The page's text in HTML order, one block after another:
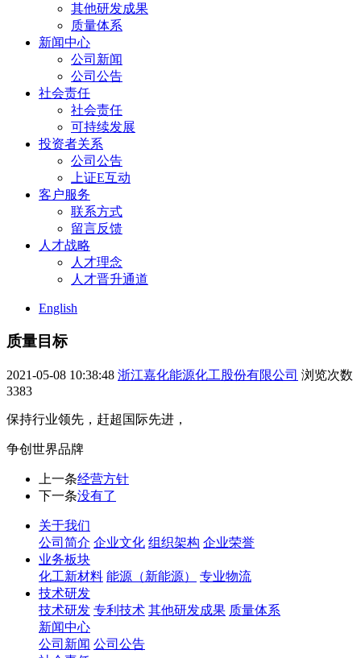
其他研发成果
质量体系
新闻中心
公司新闻
公司公告
社会责任
社会责任
可持续发展
投资者关系
公司公告
上证E互动
客户服务
联系方式
留言反馈
人才战略
人才理念
人才晋升通道
English
质量目标
2021-05-08 10:38:48 浙江嘉化能源化工股份有限公司 浏览次数
3383
保持行业领先，赶超国际先进，
争创世界品牌
上一条经营方针
下一条没有了
关于我们
公司简介 企业文化 组织架构 企业荣誉
业务板块
化工新材料 能源（新能源）
专业物流
技术研发
技术研发 专利技术 其他研发成果 质量体系
新闻中心
公司新闻 公司公告